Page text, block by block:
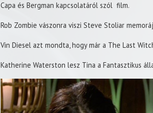
Capa és Bergman kapcsolatáról szól film.
Rob Zombie vászonra viszi Steve Stoliar
Vin Diesel azt mondta, hogy már a The Last
Katherine Waterston lesz Tina a Fantasztikus